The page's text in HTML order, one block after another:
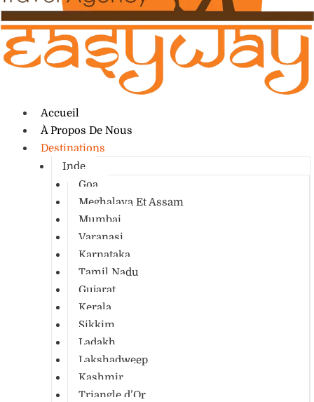
Accueil
À Propos De Nous
Destinations
Inde
Goa
Meghalaya Et Assam
Mumbai
Varanasi
Karnataka
Tamil Nadu
Gujarat
Kerala
Sikkim
Ladakh
Lakshadweep
Kashmir
Triangle d’Or